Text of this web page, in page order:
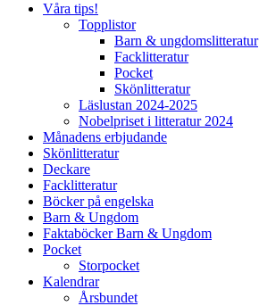
Våra tips!
Topplistor
Barn & ungdomslitteratur
Facklitteratur
Pocket
Skönlitteratur
Läslustan 2024-2025
Nobelpriset i litteratur 2024
Månadens erbjudande
Skönlitteratur
Deckare
Facklitteratur
Böcker på engelska
Barn & Ungdom
Faktaböcker Barn & Ungdom
Pocket
Storpocket
Kalendrar
Årsbundet